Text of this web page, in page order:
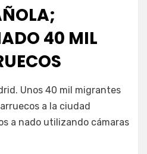
40 MIL
Unos 40 mil migrantes
a la ciudad
a nado utilizando cámaras